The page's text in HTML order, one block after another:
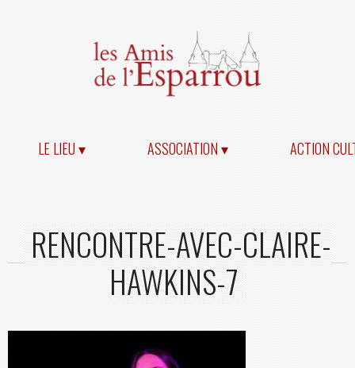
LE LIEU ▾ ASSOCIATION ▾ ACTION
RENCONTRE-AVEC-CLAIRE-
HAWKINS-7